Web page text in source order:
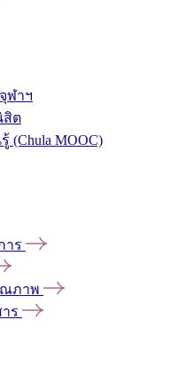
ฬาฯ
สิต
(Chula MOOC)
าร
ณภาพ
ร